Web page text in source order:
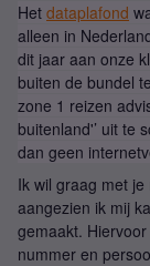
Het dataplafond
alleen in
dit jaar aan onze
buiten de bundel
zone 1 reizen
buitenland'’ uit te
dan geen
Ik wil graag met
aangezien ik mij
gemaakt.
nummer en